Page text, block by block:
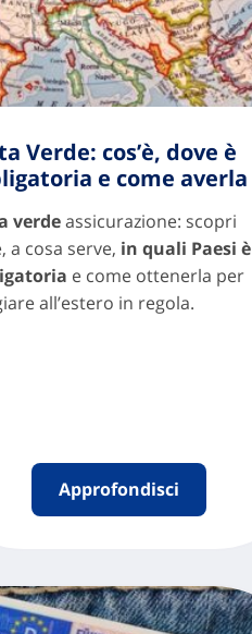
Verde: cos’è, dove è
e come averla
verdeassicurazione: scopri
a cosa serve, in quali Paesi è
e come ottenerla per
all’estero in regola.
Approfondisci